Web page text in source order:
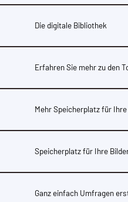
Die digitale Bibliothek
Erfahren Sie mehr zu den
Mehr Speicherplatz für
Speicherplatz für Ihre
Ganz einfach Umfragen